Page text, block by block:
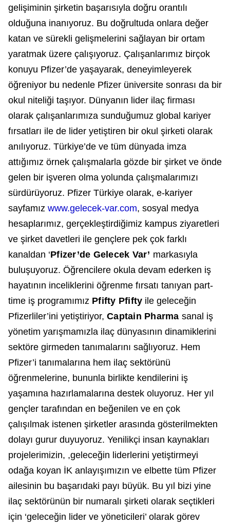
gelişiminin şirketin başarısıyla doğru orantılı
olduğuna inanıyoruz. Bu doğrultuda onlara değer
katan ve sürekli gelişmelerini sağlayan bir ortam
yaratmak üzere çalışıyoruz. Çalışanlarımız birçok
konuyu Pfizer’de yaşayarak, deneyimleyerek
öğreniyor bu nedenle Pfizer üniversite sonrası da bir
okul niteliği taşıyor. Dünyanın lider ilaç firması
olarak çalışanlarımıza sunduğumuz global kariyer
fırsatları ile de lider yetiştiren bir okul şirketi olarak
anılıyoruz. Türkiye’de ve tüm dünyada imza
attığımız örnek çalışmalarla gözde bir şirket ve önde
gelen bir işveren olma yolunda çalışmalarımızı
sürdürüyoruz. Pfizer Türkiye olarak, e-kariyer
sayfamız www.gelecek-var.com, sosyal medya
hesaplarımız, gerçekleştirdiğimiz kampus ziyaretleri
ve şirket davetleri ile gençlere pek çok farklı
kanaldan ‘Pfizer’de Gelecek Var’ markasıyla
buluşuyoruz. Öğrencilere okula devam ederken iş
hayatının inceliklerini öğrenme fırsatı tanıyan part-
time iş programımız Pfifty Pfifty ile geleceğin
Pfizerliler’ini yetiştiriyor, Captain Pharma sanal iş
yönetim yarışmamızla ilaç dünyasının dinamiklerini
sektöre girmeden tanımalarını sağlıyoruz. Hem
Pfizer’i tanımalarına hem ilaç sektörünü
öğrenmelerine, bununla birlikte kendilerini iş
yaşamına hazırlamalarına destek oluyoruz. Her yıl
gençler tarafından en beğenilen ve en çok
çalışılmak istenen şirketler arasında gösterilmekten
dolayı gurur duyuyoruz. Yenilikçi insan kaynakları
projelerimizin, ,geleceğin liderlerini yetiştirmeyi
odağa koyan İK anlayışımızın ve elbette tüm Pfizer
ailesinin bu başarıdaki payı büyük. Bu yıl bizi yine
ilaç sektörünün bir numaralı şirketi olarak seçtikleri
için ‘geleceğin lider ve yöneticileri’ olarak görev